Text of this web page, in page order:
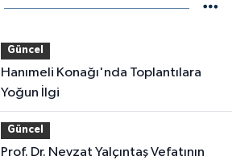
Güncel
Hanımeli Konağı'nda Toplantılara
Yoğun İlgi
Güncel
Prof. Dr. Nevzat Yalçıntaş Vefatının